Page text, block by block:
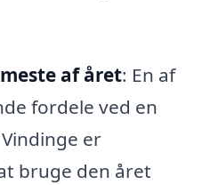
af året: En af
fordele ved en
er
bruge den året